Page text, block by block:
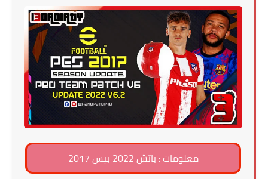
معلومات : باتش 2022 بيس 2017